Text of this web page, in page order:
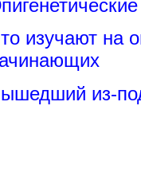
изучают на
из-